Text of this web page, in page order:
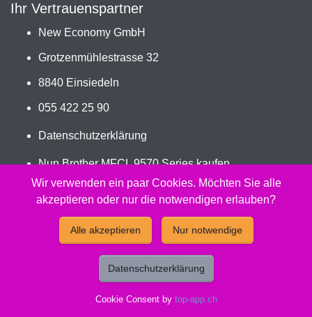
Ihr Vertrauenspartner
New Economy GmbH
Grotzenmühlestrasse 32
8840 Einsiedeln
055 422 25 90
Datenschutzerklärung
Nun Brother MFCL 9570 Series kaufen
Jetzt WT-320CL bestellen
2026 - Peach Druckerpatronen Versand Jetzt günstig und
kompatibel kaufen.
Wir verwenden ein paar Cookies. Möchten Sie alle
akzeptieren oder nur die notwendigen erlauben?
Alle akzeptieren Nur notwendige
Datenschutzerklärung
Cookie Consent by top-app.ch